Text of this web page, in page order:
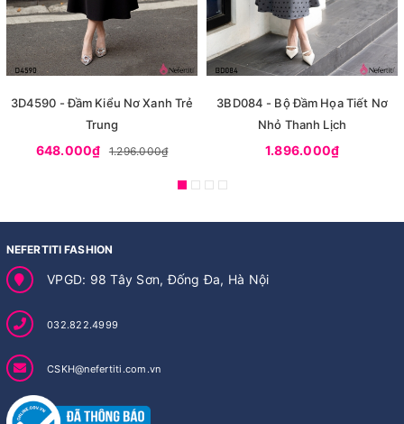
3D4590 - Đầm Kiểu Nơ Xanh Trẻ
Trung
648.000₫ 1.296.000₫
3BD084 - Bộ Đầm Họa Tiết Nơ
Nhỏ Thanh Lịch
1.896.000₫
NEFERTITI FASHION
VPGD: 98 Tây Sơn, Đống Đa, Hà Nội
032.822.4999
CSKH@nefertiti.com.vn